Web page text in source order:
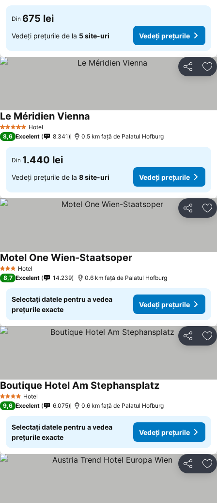
Din 675 lei
Vedeți prețurile de la 5 site-uri Vedeți prețurile
Distribuiți
5 Stele Hotel
Le Méridien Vienna
8,6 Excelent 8.341 0.5 km faţă de Palatul Hofburg
Din 1.440 lei
Vedeți prețurile de la 8 site-uri Vedeți prețurile
Distribuiți
3 SteleHotel
Motel One Wien-Staatsoper
8,7 Excelent 14.239 0.6 km faţă de Palatul Hofburg
Selectați datele pentru a vedea
prețurile exacte
Vedeți prețurile
Distribuiți
4 Stele Hotel
Boutique Hotel Am StephansplatzVedeți prețurile
9,6 Excelent 6.075 0.6 km faţă de Palatul Hofburg
Selectați datele pentru a vedea
prețurile exacte
Vedeți prețurile
Distribuiți